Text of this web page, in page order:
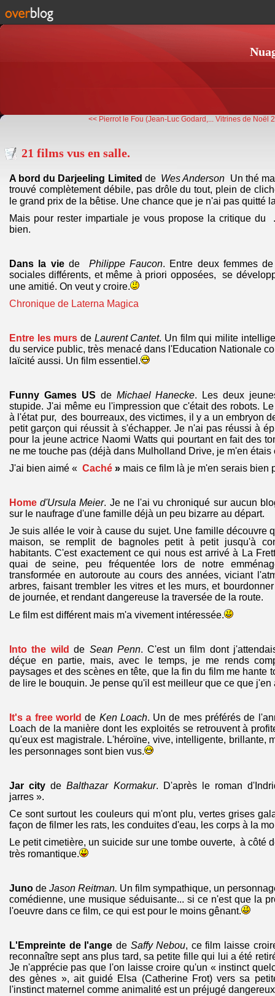
<< Pierrot le Fou (Jean-Luc Godard,... Vitrines de Noël
21 films vus en salle.
A bord du Darjeeling Limited de Wes Anderson Un thé
trouvé complètement débile, pas drôle du tout, plein de
le grand prix de la bêtise. Une chance que je n'ai pas quitté
Mais pour rester impartiale je vous propose la critique du
bien.
Dans la viede Philippe Faucon. Entre deux femmes
sociales différents, et même à priori opposées, se
une amitié. On veut y croire.
Chronique de Laterna Magica
Entre les murs de Laurent Cantet. Un film qui milite
du service public, très menacé dans l'Education Nationale
laïcité aussi. Un film essentiel.
Funny Games US de Michael Hanecke. Les deux
stupide. J'ai même eu l'impression que c'était des robots.
à l'état pur, des bourreaux, des victimes, il y a un embryon
petit garçon qui réussit à s'échapper. Je n'ai pas réussi à
pour la jeune actrice Naomi Watts qui pourtant en fait des
ne me touche pas (déjà dans Mulholland Drive, je m'en étais
J'ai bien aimé « Caché » mais ce film là je m'en serais bien
Home d'Ursula Meier. Je ne l'ai vu chroniqué sur aucun
sur le naufrage d'une famille déjà un peu bizarre au départ.
Je suis allée le voir à cause du sujet. Une famille découvre
maison, se remplit de bagnoles petit à petit jusqu'à
habitants. C'est exactement ce qui nous est arrivé à La
quai de seine, peu fréquentée lors de notre
transformée en autoroute au cours des années, viciant
arbres, faisant trembler les vitres et les murs, et
de journée, et rendant dangereuse la traversée de la route.
Le film est différent mais m'a vivement intéressée.
Into the wild de Sean Penn. C'est un film dont
déçue en partie, mais, avec le temps, je me rends
paysages et des scènes en tête, que la fin du film me hante
de lire le bouquin. Je pense qu'il est meilleur que ce que j'en
It's a free world de Ken Loach. Un de mes préférés de
Loach de la manière dont les exploités se retrouvent à
qu'eux est magistrale. L'héroïne, vive, intelligente, brillante,
les personnages sont bien vus.
Jar city deBalthazar Kormakur. D'après le roman
jarres ».
Ce sont surtout les couleurs qui m'ont plu, vertes grises
façon de filmer les rats, les conduites d'eau, les corps à la
Le petit cimetière, un suicide sur une tombe ouverte, à côté
très romantique.
Juno deJason Reitman. Un film sympathique, un
comédienne, une musique séduisante... si ce n'est que la
l'oeuvre dans ce film, ce qui est pour le moins gênant.
L'Empreinte de l'ange de Saffy Nebou, ce film laisse
reconnaître sept ans plus tard, sa petite fille qui lui a été
Je n'apprécie pas que l'on laisse croire qu'un « instinct
des gènes », ait guidé Elsa (Catherine Frot) vers sa
l'instinct maternel comme animalité est un préjugé